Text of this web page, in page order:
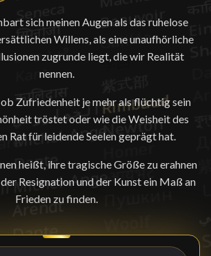
sich meinen Augen als das ruhelose
Willens, als eine unaufhörliche
zugrunde liegt, die wir Realität
nennen.
ob Zufriedenheit je mehr als flüchtig sein
tröstet oder wie die Weisheit des
Rat für leidende Seelen geprägt hat.
heißt, ihre tragische Größe zu erahnen
Resignation und der Kunst ein Maß an
Frieden zu finden.